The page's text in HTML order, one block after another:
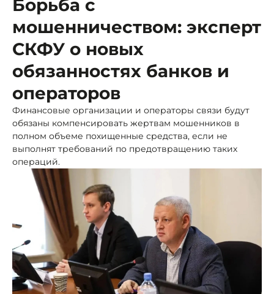
Борьба с
мошенничеством: эксперт
СКФУ о новых
обязанностях банков и
операторов
Финансовые организации и операторы связи будут
обязаны компенсировать жертвам мошенников в
полном объеме похищенные средства, если не
выполнят требований по предотвращению таких
операций.